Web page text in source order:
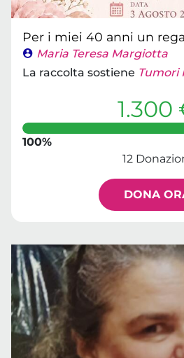
Per i miei 40 anni un
Maria Teresa Margiotta
La raccolta sostiene Tumori
1.300
100%
12
DONA